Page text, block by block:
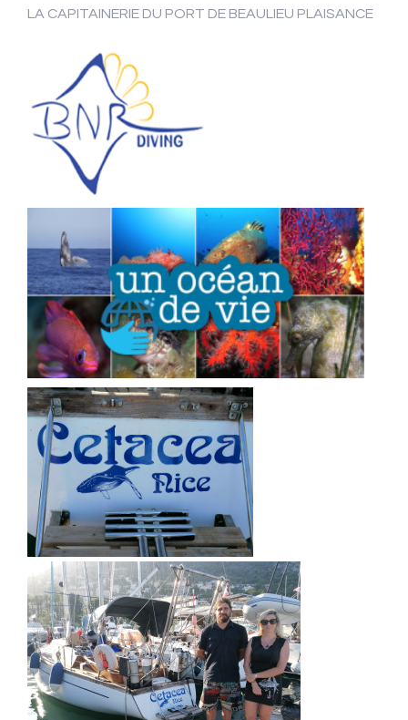
LA CAPITAINERIE DU PORT DE BEAULIEU PLAISANCE